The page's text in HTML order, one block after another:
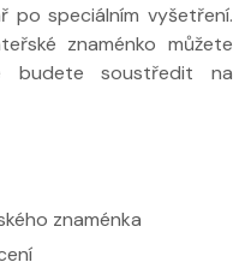
po speciálním vyšetření.
znaménko můžete
budete soustředit na
znaménka